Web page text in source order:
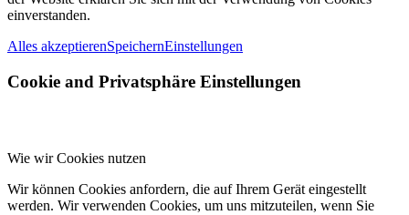
einverstanden.
Alles akzeptierenSpeichernEinstellungen
Cookie and Privatsphäre Einstellungen
Wie wir Cookies nutzen
Wir können Cookies anfordern, die auf Ihrem Gerät eingestellt
werden. Wir verwenden Cookies, um uns mitzuteilen, wenn Sie